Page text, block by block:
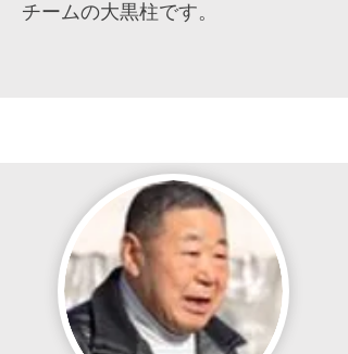
チームの大黒柱です。